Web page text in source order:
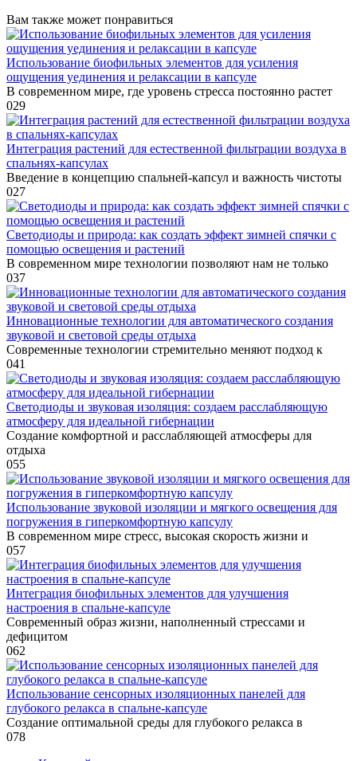
Вам также может понравиться
Использование биофильных элементов для усиления
ощущения уединения и релаксации в капсуле
В современном мире, где уровень стресса постоянно растет
029
Интеграция растений для естественной фильтрации воздуха в
спальнях-капсулах
Введение в концепцию спальней-капсул и важность чистоты
027
Светодиоды и природа: как создать эффект зимней спячки с
помощью освещения и растений
В современном мире технологии позволяют нам не только
037
Инновационные технологии для автоматического создания
звуковой и световой среды отдыха
Современные технологии стремительно меняют подход к
041
Светодиоды и звуковая изоляция: создаем расслабляющую
атмосферу для идеальной гибернации
Создание комфортной и расслабляющей атмосферы для
отдыха
055
Использование звуковой изоляции и мягкого освещения для
погружения в гиперкомфортную капсулу
В современном мире стресс, высокая скорость жизни и
057
Интеграция биофильных элементов для улучшения
настроения в спальне-капсуле
Современный образ жизни, наполненный стрессами и
дефицитом
062
Использование сенсорных изоляционных панелей для
глубокого релакса в спальне-капсуле
Создание оптимальной среды для глубокого релакса в
078